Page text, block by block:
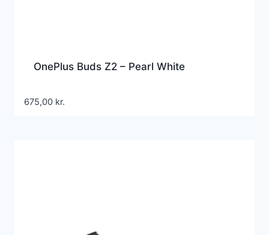
OnePlus Buds Z2 – Pearl White
675,00 kr.